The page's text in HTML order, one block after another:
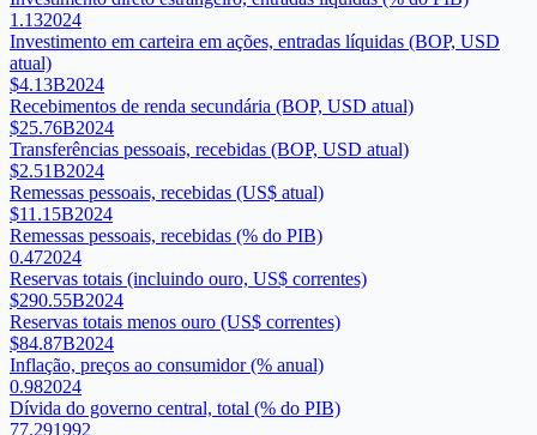
1.132024
Investimento em carteira em ações, entradas líquidas (BOP, USD
atual)
$4.13B2024
Recebimentos de renda secundária (BOP, USD atual)
$25.76B2024
Transferências pessoais, recebidas (BOP, USD atual)
$2.51B2024
Remessas pessoais, recebidas (US$ atual)
$11.15B2024
Remessas pessoais, recebidas (% do PIB)
0.472024
Reservas totais (incluindo ouro, US$ correntes)
$290.55B2024
Reservas totais menos ouro (US$ correntes)
$84.87B2024
Inflação, preços ao consumidor (% anual)
0.982024
Dívida do governo central, total (% do PIB)
77.291992